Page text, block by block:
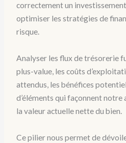
correctement un
optimiser les stratégies de
risque.
Analyser les flux de trésorerie
plus-value, les coûts
attendus, les bénéfices
d’éléments qui façonnent
la valeur actuelle nette du bien.
Ce pilier nous permet de